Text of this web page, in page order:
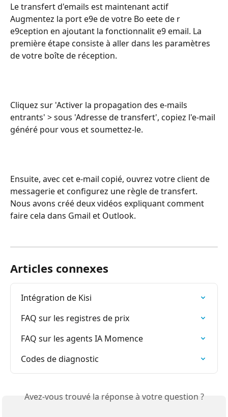
Le transfert d'emails est maintenant actif
Augmentez la port e9e de votre Bo eete de r
e9ception en ajoutant la fonctionnalit e9 email. La
première étape consiste à aller dans les paramètres
de votre boîte de réception.
Cliquez sur 'Activer la propagation des e-mails
entrants' > sous 'Adresse de transfert', copiez l'e-mail
généré pour vous et soumettez-le.
Ensuite, avec cet e-mail copié, ouvrez votre client de
messagerie et configurez une règle de transfert.
Nous avons créé deux vidéos expliquant comment
faire cela dans Gmail et Outlook.
Articles connexes
Intégration de Kisi
FAQ sur les registres de prix
FAQ sur les agents IA Momence
Codes de diagnostic
Avez-vous trouvé la réponse à votre question ?